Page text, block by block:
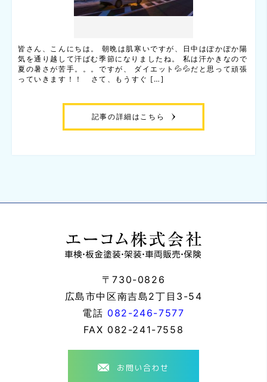
皆さん、こんにちは。 朝晩は肌寒いですが、日中はぽかぽか陽
気を通り越して汗ばむ季節になりましたね。 私は汗かきなので
夏の暑さが苦手。。。ですが、 ダイエット💦💦だと思って頑張
っていきます！！ さて、もうすぐ […]
記事の詳細はこちら
〒730-0826
広島市中区南吉島2丁目3-54
電話 082-246-7577
FAX 082-241-7558
お問い合わせ